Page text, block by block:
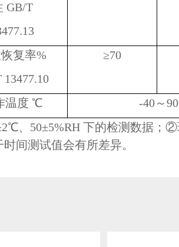
GB/T
复率%
13477.10
≥70
温度 ℃
-40～90
、50±5%RH 下的检测数据；②
间测试值会有所差异。